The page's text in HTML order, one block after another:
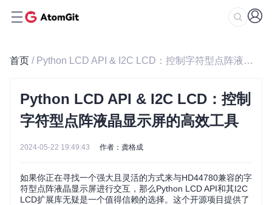
首页 / Python LCD API & I2C LCD：控制字符型点阵液晶显示屏的高效工具
Python LCD API & I2C LCD：控制
字符型点阵液晶显示屏的高效工具
2024-05-22 19:49:43 作者：龚格成
如果你正在寻找一个强大且灵活的方式来与HD44780兼容的字
符型点阵液晶显示屏进行交互，那么Python LCD API和其I2C
LCD扩展库无疑是一个值得信赖的选择。这个开源项目提供了